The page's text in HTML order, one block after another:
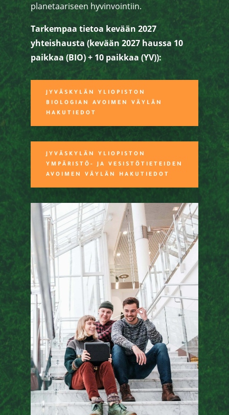
planetaariseen hyvinvointiin.
Tarkempaa tietoa kevään 2027
yhteishausta (kevään 2027 haussa 10
paikkaa (BIO) + 10 paikkaa (YV)):
JYVÄSKYLÄN YLIOPISTON
BIOLOGIAN AVOIMEN VÄYLÄN
HAKUTIEDOT
JYVÄSKYLÄN YLIOPISTON
YMPÄRISTÖ- JA VESISTÖTIETEIDEN
AVOIMEN VÄYLÄN HAKUTIEDOT